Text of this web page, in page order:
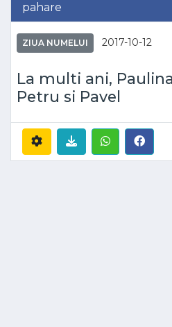
pahare
ZIUA NUMELUI 2017-10-12
La multi ani,
Petru si Pavel